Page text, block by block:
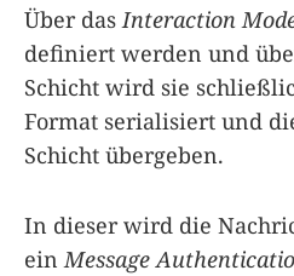
Über dasInteraction
definiert werden und
Schicht wird sie
Format serialisiert und
Schicht übergeben.
In dieser wird die
einMessage